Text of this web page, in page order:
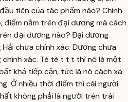
tiên của tác phẩm nào? Chính
điểm nằm trên đại dương mà cách
đại dương nào? Đại dương
chưa chính xác. Dương chưa
chính xác. Tè tè t t t thì nó là một
khả tiếp cận, tức là nó cách xa
Ở nhiều thời điểm thì cái người
không phải là người trên trái